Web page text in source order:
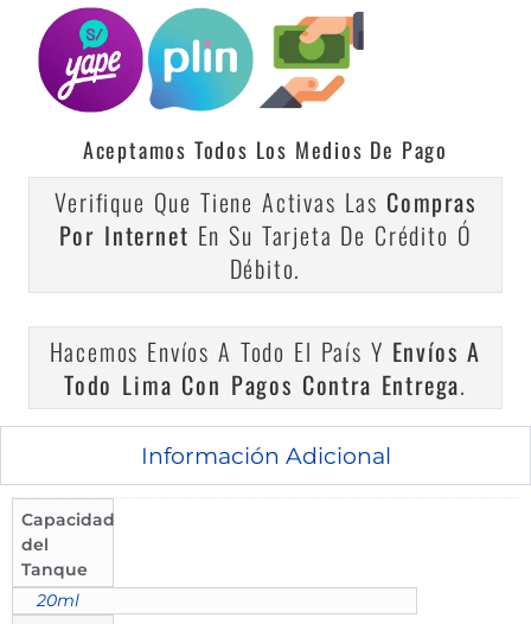
Aceptamos Todos Los Medios De Pago
Verifique Que Tiene Activas Las Compras
Por Internet En Su Tarjeta De Crédito Ó
Débito.
Hacemos Envíos A Todo El País Y Envíos A
Todo Lima Con Pagos Contra Entrega.
Información Adicional
Capacidad
del
Tanque
20ml